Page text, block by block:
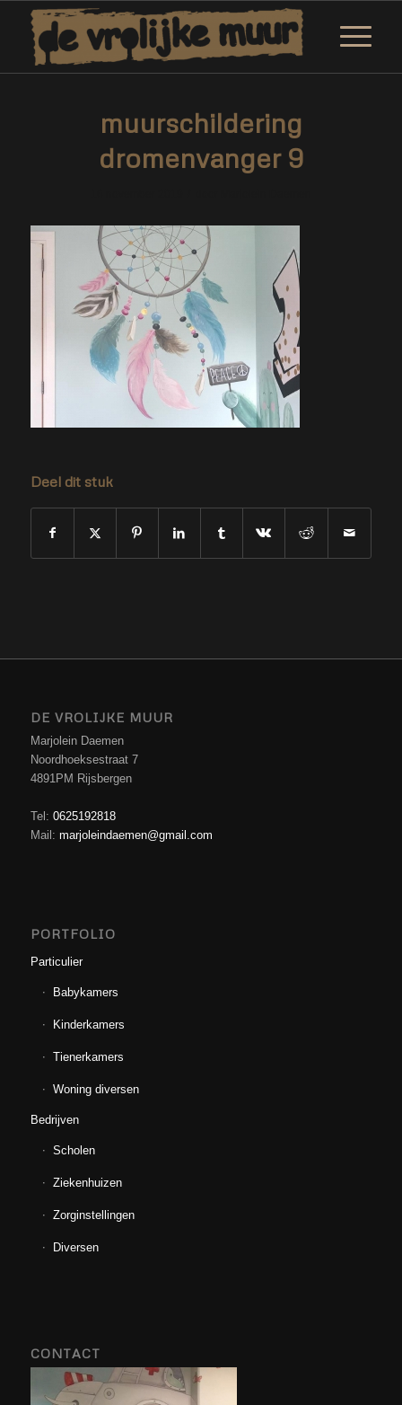
muurschildering
dromenvanger 9
Deel dit stuk
DE VROLIJKE MUUR
Marjolein Daemen
Noordhoeksestraat 7
4891PM Rijsbergen
Tel: 0625192818
Mail: marjoleindaemen@gmail.com
PORTFOLIO
Particulier
Babykamers
Kinderkamers
Tienerkamers
Woning diversen
Bedrijven
Scholen
Ziekenhuizen
Zorginstellingen
Diversen
CONTACT